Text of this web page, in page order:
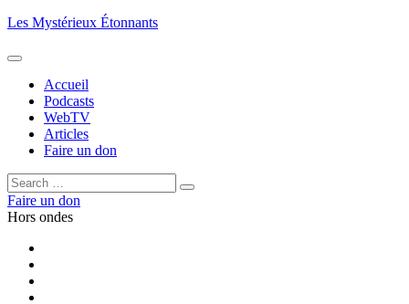
Aller
contenu
Les Mystérieux Étonnants
Accueil
Podcasts
WebTV
Articles
Faire un don
Rechercher :
Rechercher
Faire un don
Hors ondes